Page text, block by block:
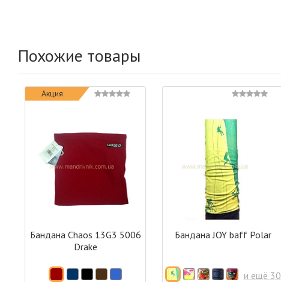
Похожие товары
Акция
Бандана Chaos 13G3 5006
Drake
Бандана JOY baff Polar
и ещё 30